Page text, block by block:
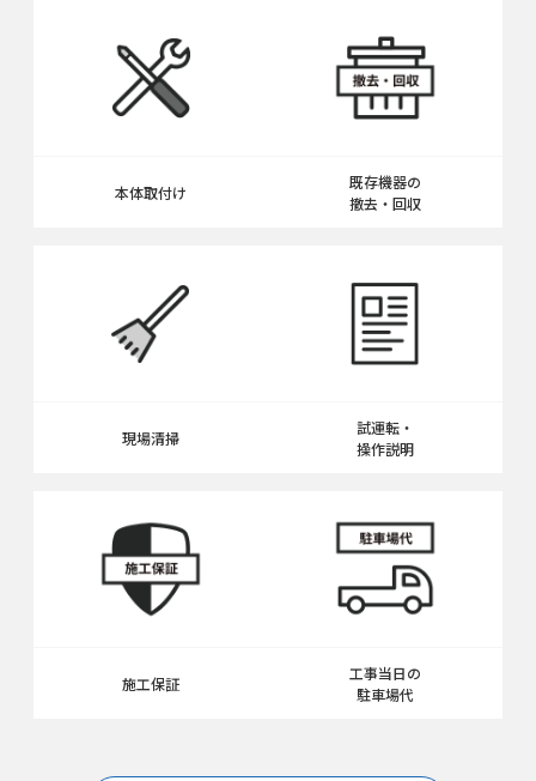
本体取付け
既存機器の
撤去・回収
現場清掃
試運転・
操作説明
施工保証
工事当日の
駐車場代